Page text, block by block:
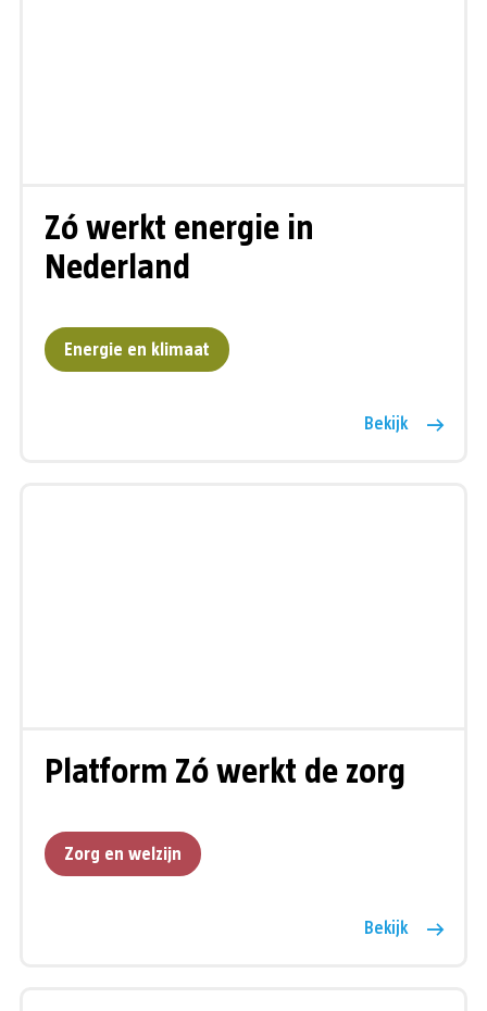
Zó werkt energie in
Nederland
Energie en klimaat
Bekijk
Platform Zó werkt de zorg
Zorg en welzijn
Bekijk